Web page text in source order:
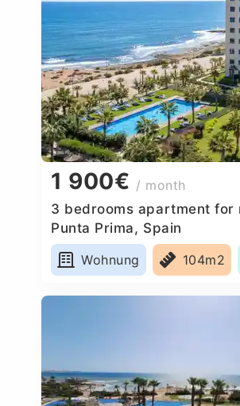
1 900€ / month
3 bedrooms apartment for
Punta Prima, Spain
Wohnung
104m2